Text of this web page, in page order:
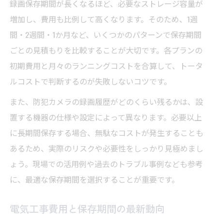
録画保存期間が長くなるほど、必要なストレージ容量が
増加し、費用も比例して高くなります。そのため、1週
間・2週間・1か月など、いくつかのパターンで保存期間
ごとの見積もりを比較することが大切です。各プランの
初期費用と月々のランニングコストを合算して、トータ
ルコストで判断するのが失敗しないコツです。
また、防犯カメラの録画履歴がどのくらい残るかは、設
置する機器の仕様や設定によって異なります。必要以上
に長期間保存する場合、無駄なコストが発生することも
あるため、実際のリスクや必要性をしっかり見極めまし
ょう。現場での活用例や過去のトラブル事例なども参考
に、最適な保存期間を選択することが重要です。
電気工事費用と保存期間の最新動向